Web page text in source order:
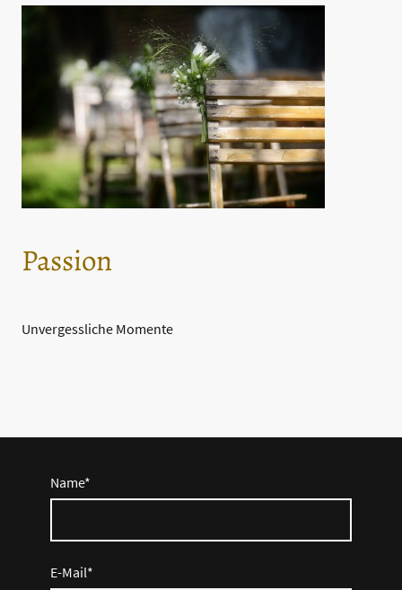
Passion
Unvergessliche Momente
Name*
E-Mail*